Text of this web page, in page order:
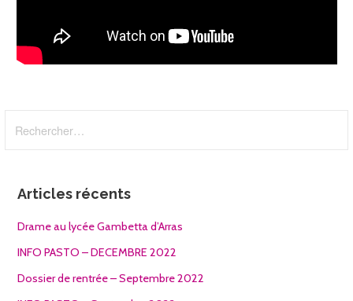
Articles récents
Drame au lycée Gambetta d’Arras
INFO PASTO – DECEMBRE 2022
Dossier de rentrée – Septembre 2022